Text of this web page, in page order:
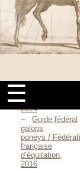
☰
Guide fédéral
Galop
3 / Fédération
française
d’équitation,
Décembre 2013
4 / Fédération
française
d’équitation,
2014
Guide fédéral
galops
poneys /
française
d’équitation,
2016